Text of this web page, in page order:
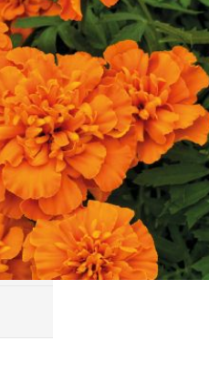
mazgāšana(29)
(72)